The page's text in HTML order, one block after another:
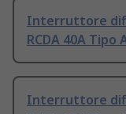
Interruttore
RCDA 40A Tipo
Interruttore